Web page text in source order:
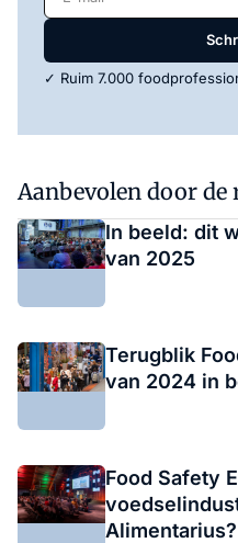
✓ Ruim 7.000
Aanbevolen door de
In beeld: dit
van 2025
Terugblik
van 2024 in
Food Safety
Alimentarius?